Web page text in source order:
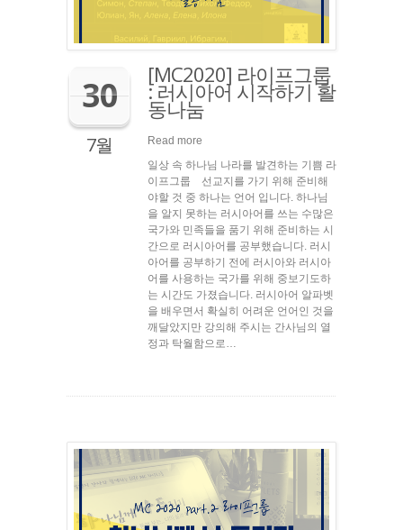
30
7월
[MC2020] 라이프그룹
: 러시아어 시작하기 활
동나눔
Read more
일상 속 하나님 나라를 발견하는 기쁨 라
이프그룹 선교지를 가기 위해 준비해
야할 것 중 하나는 언어 입니다. 하나님
을 알지 못하는 러시아어를 쓰는 수많은
국가와 민족들을 품기 위해 준비하는 시
간으로 러시아어를 공부했습니다. 러시
아어를 공부하기 전에 러시아와 러시아
어를 사용하는 국가를 위해 중보기도하
는 시간도 가졌습니다. 러시아어 알파벳
을 배우면서 확실히 어려운 언어인 것을
깨달았지만 강의해 주시는 간사님의 열
정과 탁월함으로…